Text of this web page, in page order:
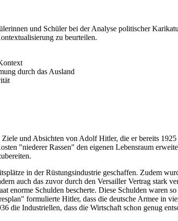
und Schüler bei der Analyse politischer
zu beurteilen.
durch das Ausland
und Absichten von Adolf Hitler, die er bereits
"niederer Rassen" den eigenen Lebensraum
in der Rüstungsindustrie geschaffen. Zudem
auch das zuvor durch den Versailler Vertrag stark
enorme Schulden bescherte. Diese Schulden waren
formulierte Hitler, dass die deutsche Armee in
die Industriellen, dass die Wirtschaft schon genug